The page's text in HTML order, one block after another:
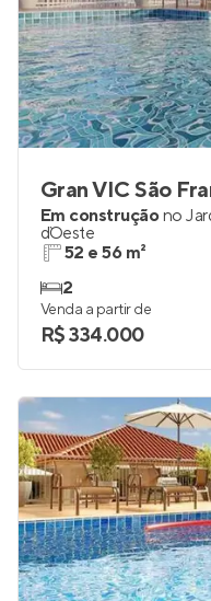
Gran VIC São
Em construçãono
d`Oeste
52 e 56 m²
2
Venda a partir de
R$ 334.000